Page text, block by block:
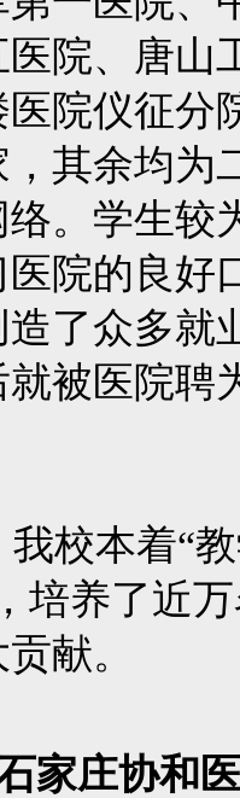
医院、唐山
医院仪征分
，其余均
。学生较
院的良好
造了众多就
被医院聘
校本着“
培养了近
献。
家庄协和